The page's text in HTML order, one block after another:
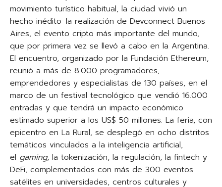
movimiento turístico habitual, la ciudad vivió un
hecho inédito: la realización de Devconnect Buenos
Aires, el evento cripto más importante del mundo,
que por primera vez se llevó a cabo en la Argentina.
El encuentro, organizado por la Fundación Ethereum,
reunió a más de 8.000 programadores,
emprendedores y especialistas de 130 países, en el
marco de un festival tecnológico que vendió 16.000
entradas y que tendrá un impacto económico
estimado superior a los US$ 50 millones. La feria, con
epicentro en La Rural, se desplegó en ocho distritos
temáticos vinculados a la inteligencia artificial,
el gaming, la tokenización, la regulación, la fintech y
DeFi, complementados con más de 300 eventos
satélites en universidades, centros culturales y